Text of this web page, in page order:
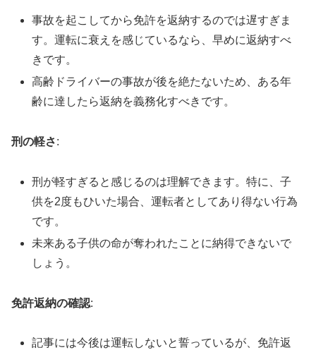
事故を起こしてから免許を返納するのでは遅すぎま
す。運転に衰えを感じているなら、早めに返納すべ
きです。
高齢ドライバーの事故が後を絶たないため、ある年
齢に達したら返納を義務化すべきです。
刑の軽さ:
刑が軽すぎると感じるのは理解できます。特に、子
供を2度もひいた場合、運転者としてあり得ない行為
です。
未来ある子供の命が奪われたことに納得できないで
しょう。
免許返納の確認:
記事には今後は運転しないと誓っているが、免許返